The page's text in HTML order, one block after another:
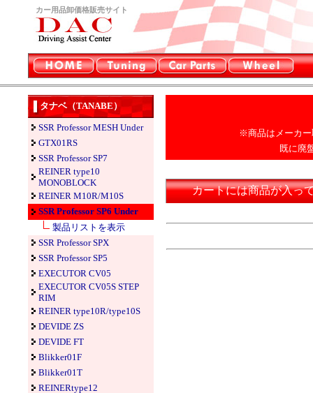
カー用品卸価格販売サイト
タナベ（TANABE）
SSR Professor MESH Under
GTX01RS
SSR Professor SP7
REINER type10
MONOBLOCK
REINER M10R/M10S
SSR Professor SP6 Under
製品リストを表示
SSR Professor SPX
SSR Professor SP5
EXECUTOR CV05
EXECUTOR CV05S STEP
RIM
REINER type10R/type10S
DEVIDE ZS
DEVIDE FT
Blikker01F
Blikker01T
REINERtype12
※商品はメーカー
既に廃
カートには商品が入っ